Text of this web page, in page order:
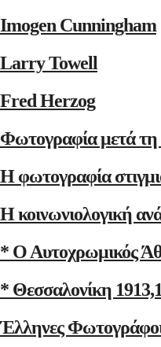
Imogen Cunningham
Larry Towell
Fred Herzog
Φωτογραφία μετά
Η φωτογραφία
Η κοινωνιολογική
* Ο Αυτοχρωμικός
* Θεσσαλονίκη
Έλληνες